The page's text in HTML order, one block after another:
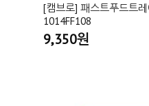
[캠브로] 패스트푸드트
1014FF108
9,350원